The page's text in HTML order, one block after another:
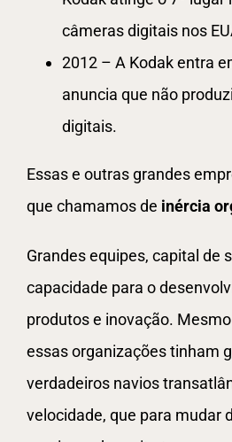
câmeras digitais nos
2012 – A Kodak entra
anuncia que não
digitais.
Essas e outras grandes
que chamamos de inércia
Grandes equipes, capital de
capacidade para o
produtos e inovação.
essas organizações tinham
verdadeiros navios
velocidade, que para mudar